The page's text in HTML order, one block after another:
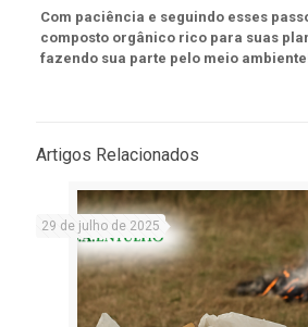
Com paciência e seguindo esses
composto orgânico rico para suas
fazendo sua parte pelo meio
Artigos Relacionados
29 de julho de 2025